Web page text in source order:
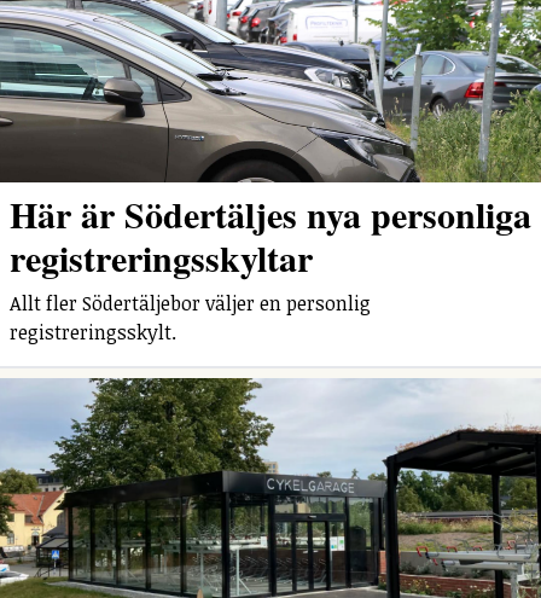
Här är Södertäljes nya personliga
registreringsskyltar
Allt fler Södertäljebor väljer en personlig
registreringsskylt.